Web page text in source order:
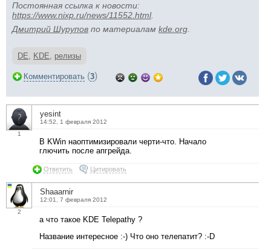
Постоянная ссылка к новости:
https://www.nixp.ru/news/11552.html.
Дмитрий Шурупов по материалам kde.org
DE, KDE, релизы
Комментировать (3)
1
yesint
14:52, 1 февраля 2012
В KWin наоптимизировали черти-что. Начало
глючить после апгрейда.
Ответить Цитировать
2
Shaaarnir
12:01, 7 февраля 2012
а что такое KDE Telepathy ?
Название интересное :-) Что оно телепатит? :-D